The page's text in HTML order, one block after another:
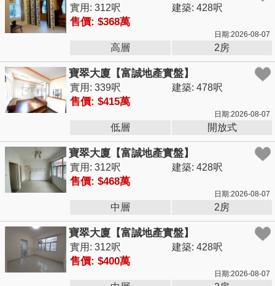
實用: 312呎 建築: 428呎
售價: $368萬
日期:2026-08-07
高層 2房
寶翠大廈【富誠地產實盤】
實用: 339呎 建築: 478呎
售價: $415萬
日期:2026-08-07
低層 開放式
寶翠大廈【富誠地產實盤】
實用: 312呎 建築: 428呎
售價: $468萬
日期:2026-08-07
中層 2房
寶翠大廈【富誠地產實盤】
實用: 312呎 建築: 428呎
售價: $400萬
日期:2026-08-07